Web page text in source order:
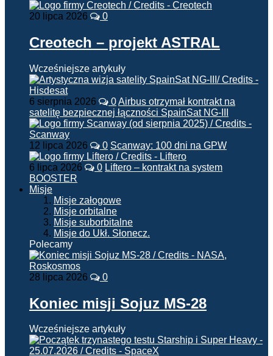
20 lipca 2026 0
Creotech – projekt ASTRAL
Wcześniejsze artykuły
6 sierpnia 2026 0Airbus otrzymał kontrakt na
satelitę bezpiecznej łączności SpainSat NG-III
12 lipca 2026 0 Scanway: 100 dni na GPW
6 lipca 2026 0 Liftero – kontrakt na system
BOOSTER
Misje
Misje załogowe
Misje orbitalne
Misje suborbitalne
Misje do Ukł. Słonecz.
Polecamy
28 lipca 2026 0
Koniec misji Sojuz MS-28
Wcześniejsze artykuły